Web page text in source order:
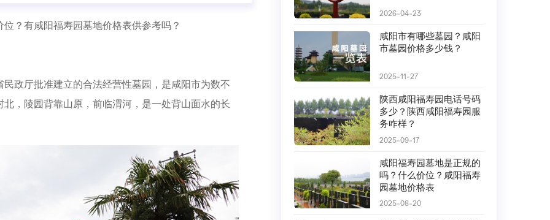
？有咸阳福寿园墓地价格表供参考吗？
政厅批准建立的合法经营性墓园，是咸阳市为数不
，陵园背靠山原，前临渭河，是一处背山面水的长
2026-04-23
咸阳市有哪些墓园？咸阳
市墓园价格多少钱？
2025-11-27
陕西咸阳福寿园电话号码
多少？陕西咸阳福寿园服
务咋样？
2025-09-17
咸阳福寿园墓地是正规的
吗？什么价位？咸阳福寿
园墓地价格表
2025-08-20